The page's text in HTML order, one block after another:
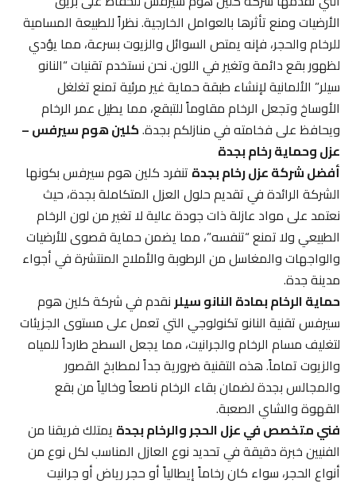
الأرضيات ومنع تأثرها بالعوامل الخارجية. نظراً للطبيعة المسامية
للرخام والحجر، فإنه يمتص السوائل والزيوت بسرعة، مما يؤدي
لظهور بقع دائمة وتغير في اللون. نحن نستخدم تقنيات “النانو
سيلر” الألمانية لإنشاء طبقة حماية غير مرئية تمنع تغلغل
الأوساخ وتجعل الرخام مقاوماً للتبقع، مما يطيل عمر الرخام
ويحافظ على فخامته في منازلكم بجدة.كلين هوم سيرفس –
عزل وحماية رخام بجدة
أفضل شركة عزل رخام بجدةتنفرد كلين هوم سيرفس بكونها
الشركة الرائدة في تقديم حلول العزل المتكاملة بجدة، حيث
نعتمد على مواد عازلة ذات جودة عالية لا تغير من لون الرخام
الطبيعي ولا تمنع “تنفسه”، مما يضمن حماية قصوى للأرضيات
والواجهات والمغاسل من الرطوبة والأملاح المنتشرة في أجواء
مدينة جدة.
حماية الرخام بمادة النانو سيلرنقدم في شركة كلين هوم
سيرفس تقنية النانو تكنولوجي التي تعمل على مستوى الجزيئات
لتغليف مسام الرخام والجرانيت، مما يجعل السطح طارداً للمياه
والزيوت تماماً. هذه التقنية ضرورية جداً لمطابخ القصور
والمجالس بجدة لضمان بقاء الرخام ناصعاً وخالياً من بقع
القهوة والشاي الصعبة.
فني متخصص في عزل الحجر والرخام بجدةيمتلك فريقنا من
الفنيين خبرة دقيقة في تحديد نوع العازل المناسب لكل نوع من
أنواع الحجر، سواء كان رخاماً إيطالياً أو حجر رياض أو جرانيت